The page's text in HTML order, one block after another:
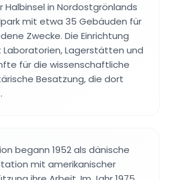
Halbinsel in Nordostgrönlands
mit etwa 35 Gebäuden für
Zwecke. Die Einrichtung
Lagerstätten und
für die wissenschaftliche
Besatzung, die dort
begann 1952 als dänische
mit amerikanischer